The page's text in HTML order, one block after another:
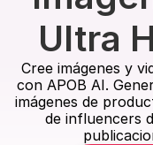
Ultra
Cree imágenes y
con APOB AI.
imágenes de
de influencers